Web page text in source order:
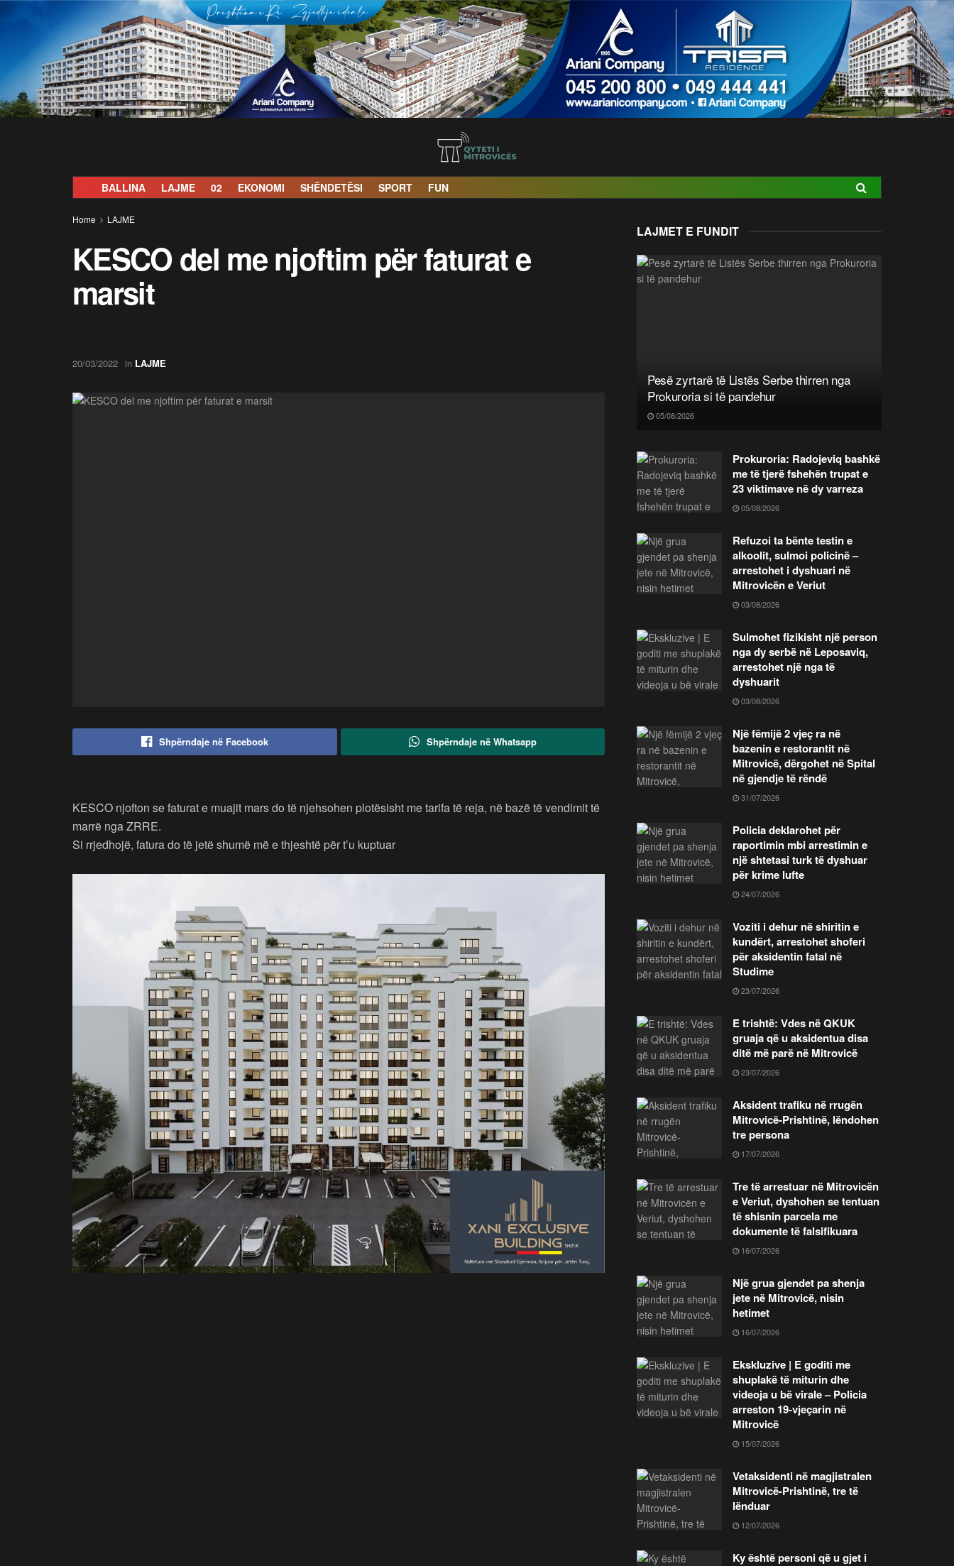
BALLINA LAJME 02 EKONOMI SHËNDETËSI SPORT FUN
Home LAJME
KESCO del me njoftim për faturat e
marsit
20/03/2022 in LAJME
Shpërndaje në Facebook Shpërndaje në Whatsapp
KESCO njofton se faturat e muajit mars do të njehsohen plotësisht me tarifa të reja, në bazë të vendimit të
marrë nga ZRRE.
Si rrjedhojë, fatura do të jetë shumë më e thjeshtë për t’u kuptuar
LAJMET E FUNDIT
Pesë zyrtarë të Listës Serbe thirren nga
Prokuroria si të pandehur
05/08/2026
Prokuroria: Radojeviq bashkë
me të tjerë fshehën trupat e
23 viktimave në dy varreza
05/08/2026
Refuzoi ta bënte testin e
alkoolit, sulmoi policinë –
arrestohet i dyshuari në
Mitrovicën e Veriut
03/08/2026
Sulmohet fizikisht një person
nga dy serbë në Leposaviq,
arrestohet një nga të
dyshuarit
03/08/2026
Një fëmijë 2 vjeç ra në
bazenin e restorantit në
Mitrovicë, dërgohet në Spital
në gjendje të rëndë
31/07/2026
Policia deklarohet për
raportimin mbi arrestimin e
një shtetasi turk të dyshuar
për krime lufte
24/07/2026
Voziti i dehur në shiritin e
kundërt, arrestohet shoferi
për aksidentin fatal në
Studime
23/07/2026
E trishtë: Vdes në QKUK
gruaja që u aksidentua disa
ditë më parë në Mitrovicë
23/07/2026
Aksident trafiku në rrugën
Mitrovicë-Prishtinë, lëndohen
tre persona
17/07/2026
Tre të arrestuar në Mitrovicën
e Veriut, dyshohen se tentuan
të shisnin parcela me
dokumente të falsifikuara
16/07/2026
Një grua gjendet pa shenja
jete në Mitrovicë, nisin
hetimet
16/07/2026
Ekskluzive | E goditi me
shuplakë të miturin dhe
videoja u bë virale – Policia
arreston 19-vjeçarin në
Mitrovicë
15/07/2026
Vetaksidenti në magjistralen
Mitrovicë-Prishtinë, tre të
lënduar
12/07/2026
Ky është personi që u gjet i